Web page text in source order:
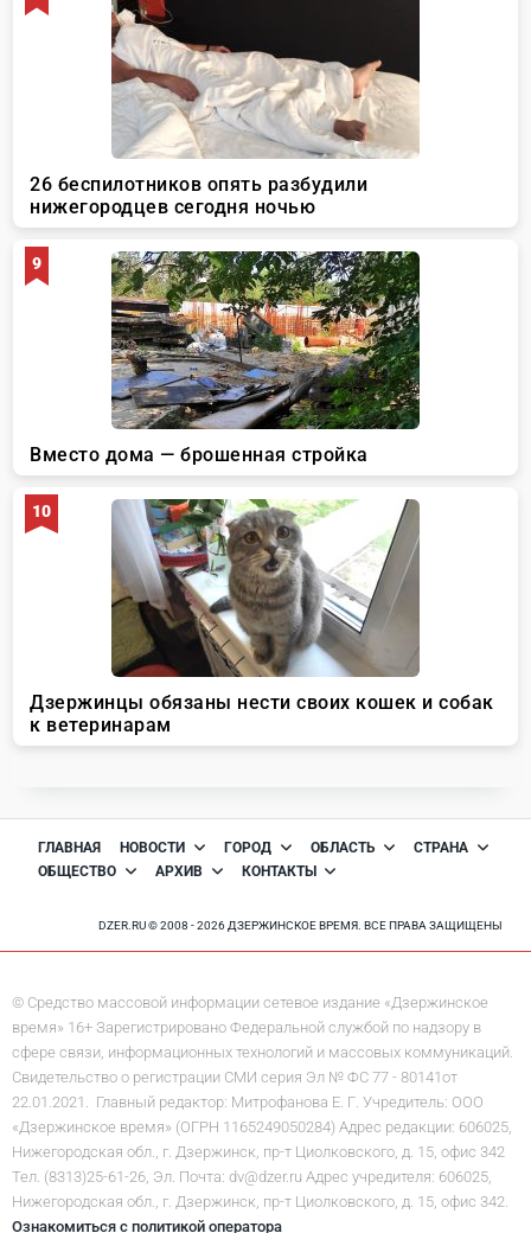
ГЛАВНАЯ НОВОСТИ ГОРОД ОБЛАСТЬ
СТРАНА
ОБЩЕСТВО
АРХИВ КОНТАКТЫ
DZER.RU © 2008 - 2026 ДЗЕРЖИНСКОЕ ВРЕМЯ. ВСЕ ПРАВА ЗАЩИЩЕНЫ
© Средство массовой информации сетевое издание «Дзержинское
время» 16+ Зарегистрировано Федеральной службой по надзору в
сфере связи, информационных технологий и массовых коммуникаций.
Свидетельство о регистрации СМИ серия Эл № ФС 77 - 80141от
22.01.2021. Главный редактор: Митрофанова Е. Г. Учредитель: ООО
«Дзержинское время» (ОГРН 1165249050284) Адрес редакции: 606025,
Нижегородская обл., г. Дзержинск, пр-т Циолковского, д. 15, офис 342
Тел. (8313)25-61-26, Эл. Почта: dv@dzer.ru Адрес учредителя: 606025,
Нижегородская обл., г. Дзержинск, пр-т Циолковского, д. 15, офис 342.
Ознакомиться с политикой оператора